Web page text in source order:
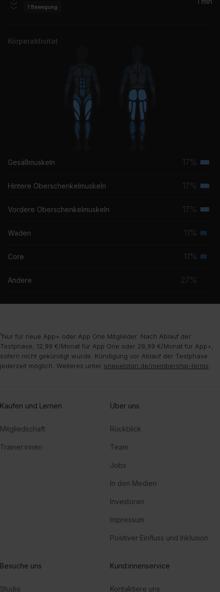
1 Bewegung
Körperaktivität
Gesäßmuskeln 17%
Hintere Oberschenkelmuskeln 17%
Vordere Oberschenkelmuskeln 17%
Waden 11%
Core 11%
Andere 27%
¹Nur für neue App+ oder App One Mitglieder. Nach Ablauf der
Testphase, 12,99 €/Monat für App One oder 28,99 €/Monat für App+,
sofern nicht gekündigt wurde. Kündigung vor Ablauf der Testphase
jederzeit möglich. Weiteres unter onepeloton.de/membership-terms.
Kaufen und Lernen
Mitgliedschaft
Trainer:innen
Über uns
Rückblick
Team
Jobs
In den Medien
Investoren
Impressum
Positiver Einfluss und Inklusion
Besuche uns
Studio
Kund:innenservice
Kontaktiere uns